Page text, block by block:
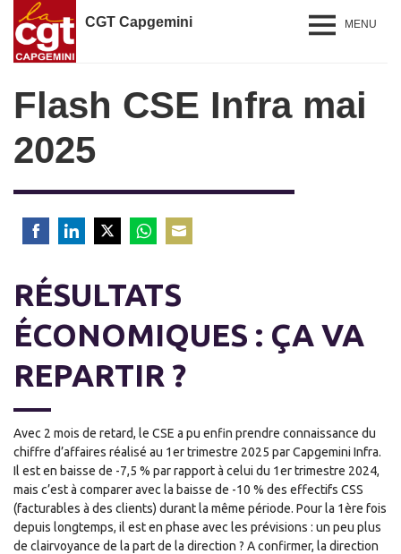
CGT Capgemini MENU
Flash CSE Infra mai
2025
FacebookLinkedIn TwitterWhatsApp
Email
RÉSULTATS
ÉCONOMIQUES : ÇA VA
REPARTIR ?
Avec 2 mois de retard, le CSE a pu enfin prendre connaissance du
chiffre d’affaires réalisé au 1er trimestre 2025 par Capgemini Infra.
Il est en baisse de -7,5 % par rapport à celui du 1er trimestre 2024,
mais c’est à comparer avec la baisse de -10 % des effectifs CSS
(facturables à des clients) durant la même période. Pour la 1ère fois
depuis longtemps, il est en phase avec les prévisions : un peu plus
de clairvoyance de la part de la direction ? A confirmer, la direction